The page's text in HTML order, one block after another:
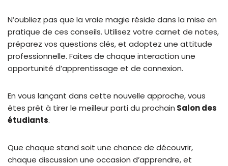
N’oubliez pas que la vraie magie réside dans la mise en
pratique de ces conseils. Utilisez votre carnet de notes,
préparez vos questions clés, et adoptez une attitude
professionnelle. Faites de chaque interaction une
opportunité d’apprentissage et de connexion.
En vous lançant dans cette nouvelle approche, vous
êtes prêt à tirer le meilleur parti du prochain Salon des
étudiants.
Que chaque stand soit une chance de découvrir,
chaque discussion une occasion d’apprendre, et